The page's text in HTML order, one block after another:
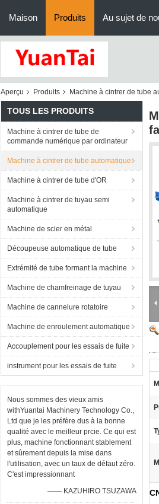
Maison Produits Au sujet de
Aperçu Produits Machine à cintrer de tube
TOUS LES PRODUITS
Machine à cintrer de tube de
commande numérique par ordinateur
Machine à cintrer de tube automatique
Machine à cintrer de tube d'OR
Machine à cintrer de tuyau semi
automatique
Machine de scier en métal
Découpeuse automatique de tube
Extrémité de tube formant la machine
Machine de chamfreinage de tuyau
Machine de cannelure rotatoire
Machine de enroulement automatique
Accouplement pour les essais de fuite
instrument pour les essais de fuite
Nous sommes des vieux amis
withYuantai Machinery Technology Co.,
Ltd que je les préfère dus à la bonne
qualité avec le meilleur prcie. Ce qui est
plus, machine fonctionnant stablement
et sûrement depuis la mise dans
l'utilisation, avec un taux de défaut zéro.
C'est impressionnant
—— KAZUHIRO TSUZAWA